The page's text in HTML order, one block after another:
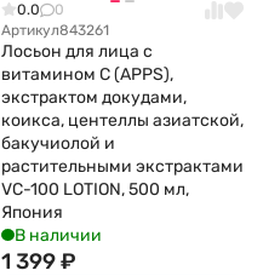
0.0
0
Артикул843261
Лосьон для лица с
витамином С (APPS),
экстрактом докудами,
коикса, центеллы азиатской,
бакучиолой и
растительными экстрактами
VC-100 LOTION, 500 мл,
Япония
В наличии
1 399₽